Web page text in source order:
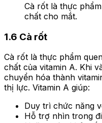
Cà rốt là thực
chất cho mắt.
1.6 Cà rốt
Cà rốt là thực phẩm
chất của vitamin A. Khi
chuyển hóa thành
thị lực. Vitamin A giúp:
Duy trì chức năng
Hỗ trợ nhìn trong